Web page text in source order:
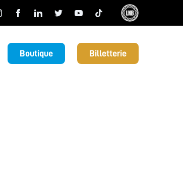
Boutique Billetterie